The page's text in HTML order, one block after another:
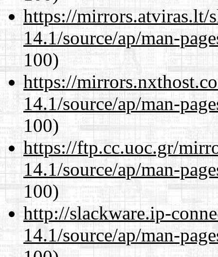
https://mirrors.atviras.lt/
14.1/source/ap/man-
100)
https://
14.1/source/ap/man-
100)
https://ftp.cc.uoc.gr/
14.1/source/ap/man-
100)
http://slackware.ip-
14.1/source/ap/man-